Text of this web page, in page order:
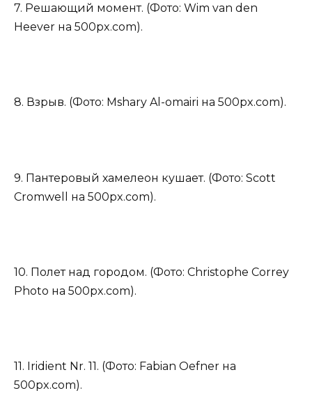
7. Решающий момент. (Фото: Wim van den
Heever на 500px.com).
8. Взрыв. (Фото: Mshary Al-omairi на 500px.com).
9. Пантеровый хамелеон кушает. (Фото: Scott
Cromwell на 500px.com).
10. Полет над городом. (Фото: Christophe Correy
Photo на 500px.com).
11. Iridient Nr. 11. (Фото: Fabian Oefner на
500px.com).